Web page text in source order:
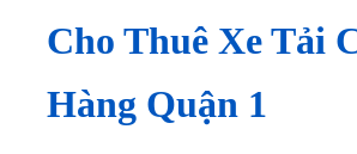
Cho Thuê Xe Tải
Hàng Quận 1